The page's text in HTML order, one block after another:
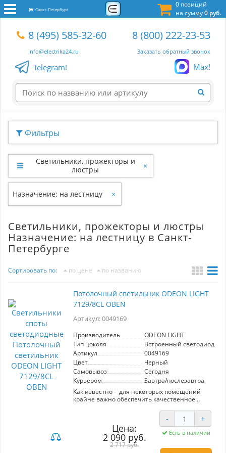
0 позиций
на сумму0 руб.
Санкт-Петербург
8 (495) 585-32-60
info@electrika24.ru
8 (800) 222-23-53
Заказать обратный звонок
Telegram! Max!
Фильтры
Светильники, прожекторы и
люстры
×
Назначение: на лестницу ×
Светильники, прожекторы и люстры
Назначение: на лестницу в Санкт-
Петербурге
Сортировать по: по цене по названию
Потолочный светильник ODEON LIGHT
7129/8CL OBEN
Артикул: 0049169
Производитель
ODEON LIGHT
Тип цоколя
Встроенный светодиод
Артикул
0049169
Цвет
Черный
Самовывоз
Сегодня
Курьером
Завтра/послезавтра
Как известно - для некоторых помещений
крайне важно обеспечить качественное
цветопередачи. Например, это важно для зоны
кухни, когда важно обеспечить бестеневое
освещение для зоны готовки, где любая тень
может сказаться на безопасности. Именно
микропризматический рассеиватель у
Цена:
2 090 руб.
2 717 руб.
- +
Есть в наличии